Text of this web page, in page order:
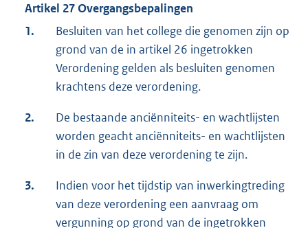
Artikel 27 Overgangsbepalingen
1.
Besluiten van het college die genomen zijn op
grond van de in artikel 26 ingetrokken
Verordening gelden als besluiten genomen
krachtens deze verordening.
2.
De bestaande anciënniteits- en wachtlijsten
worden geacht anciënniteits- en wachtlijsten
in de zin van deze verordening te zijn.
3.
Indien voor het tijdstip van inwerkingtreding
van deze verordening een aanvraag om
vergunning op grond van de ingetrokken